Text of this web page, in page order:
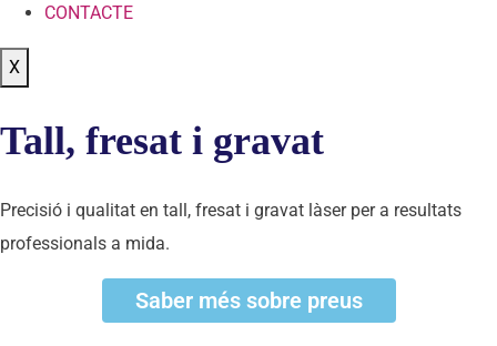
CONTACTE
X
Tall, fresat i gravat
Precisió i qualitat en tall, fresat i gravat làser per a resultats
professionals a mida.
Saber més sobre preus